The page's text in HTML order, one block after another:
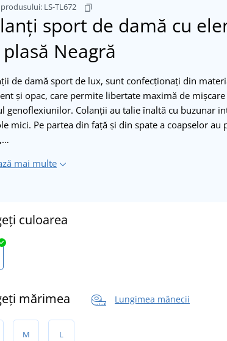
LS-TL672
sport de damă cu
Neagră
de damă sport de lux, sunt confecționați din
și opac, care permite libertate maximă de
genoflexiunilor. Colanții au talie înaltă cu buzunar
mici. Pe partea din față și din spate a coapselor au
mai multe
culoarea
mărimea Lungimea mânecii
M L